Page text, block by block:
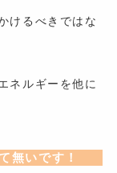
けるべきではな
ネルギーを他に
無いです！